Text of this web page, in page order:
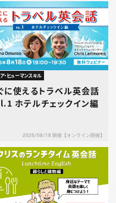
・ヒューマンスキル
に使えるトラベル英会話
ホテルチェックイン編
2026/08/18 開催【オンライン開催】